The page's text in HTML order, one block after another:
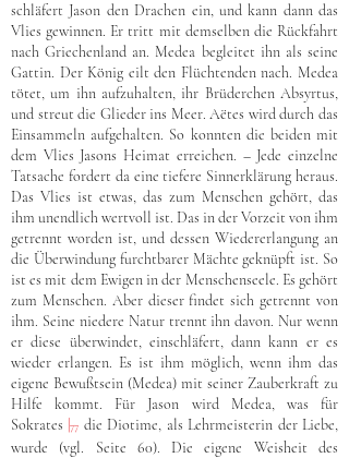
schläfert Jason den Drachen ein, und kann dann das
Vlies gewinnen. Er tritt mit demselben die Rückfahrt
nach Griechenland an. Medea begleitet ihn als seine
Gattin. Der König eilt den Flüchtenden nach. Medea
tötet, um ihn aufzuhalten, ihr Brüderchen Absyrtus,
und streut die Glieder ins Meer. Aëtes wird durch das
Einsammeln aufgehalten. So konnten die beiden mit
dem Vlies Jasons Heimat erreichen. – Jede einzelne
Tatsache fordert da eine tiefere Sinnerklärung heraus.
Das Vlies ist etwas, das zum Menschen gehört, das
ihm unendlich wertvoll ist. Das in der Vorzeit von ihm
getrennt worden ist, und dessen Wiedererlangung an
die Überwindung furchtbarer Mächte geknüpft ist. So
ist es mit dem Ewigen in der Menschenseele. Es gehört
zum Menschen. Aber dieser findet sich getrennt von
ihm. Seine niedere Natur trennt ihn davon. Nur wenn
er diese überwindet, einschläfert, dann kann er es
wieder erlangen. Es ist ihm möglich, wenn ihm das
eigene Bewußtsein (Medea) mit seiner Zauberkraft zu
Hilfe kommt. Für Jason wird Medea, was für
Sokrates |77 die Diotime, als Lehrmeisterin der Liebe,
wurde (vgl. Seite 60). Die eigene Weisheit des